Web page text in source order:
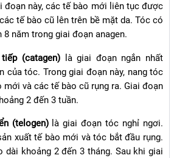
đoạn này, các tế bào mới liên tục được
tế bào cũ lên trên bề mặt da. Tóc có
năm trong giai đoạn anagen.
(catagen) là giai đoạn ngắn nhất
của tóc. Trong giai đoạn này, nang tóc
mới và các tế bào cũ rụng ra. Giai đoạn
2 đến 3 tuần.
(telogen)là giai đoạn tóc nghỉ ngơi.
xuất tế bào mới và tóc bắt đầu rụng.
dài khoảng 2 đến 3 tháng. Sau khi giai